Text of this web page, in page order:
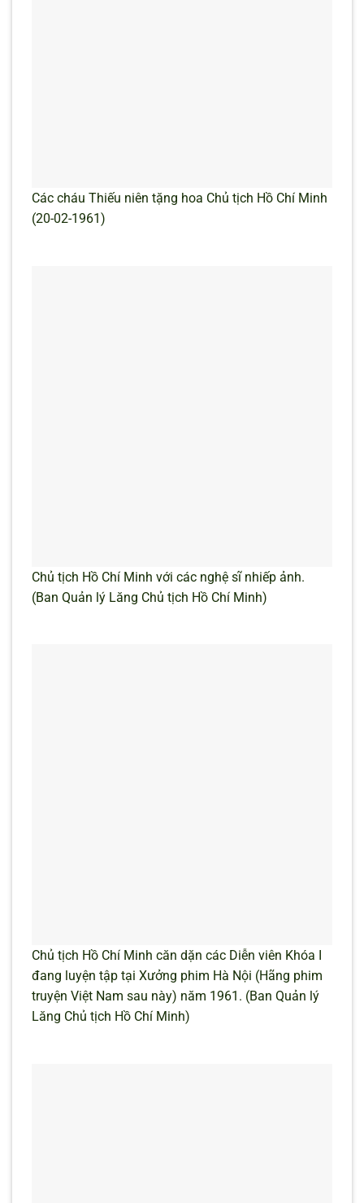
Các cháu Thiếu niên tặng hoa Chủ tịch Hồ Chí Minh
(20-02-1961)
Chủ tịch Hồ Chí Minh với các nghệ sĩ nhiếp ảnh.
(Ban Quản lý Lăng Chủ tịch Hồ Chí Minh)
Chủ tịch Hồ Chí Minh căn dặn các Diễn viên Khóa I
đang luyện tập tại Xưởng phim Hà Nội (Hãng phim
truyện Việt Nam sau này) năm 1961. (Ban Quản lý
Lăng Chủ tịch Hồ Chí Minh)